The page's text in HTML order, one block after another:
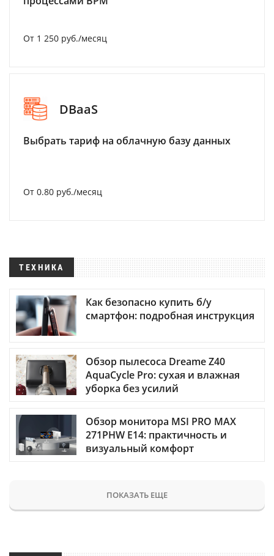
От 1 250 руб./месяц
DBaaS
Выбрать тариф на облачную базу данных
От 0.80 руб./месяц
ТЕХНИКА
Как безопасно купить б/у
смартфон: подробная инструкция
Обзор пылесоса Dreame Z40
AquaCycle Pro: сухая и влажная
уборка без усилий
Обзор монитора MSI PRO MAX
271PHW E14: практичность и
визуальный комфорт
ПОКАЗАТЬ ЕЩЕ